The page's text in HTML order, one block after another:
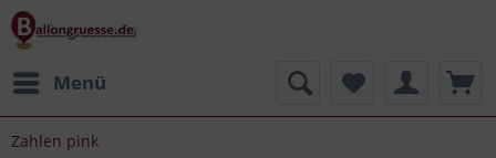
Menü
Zahlen pink